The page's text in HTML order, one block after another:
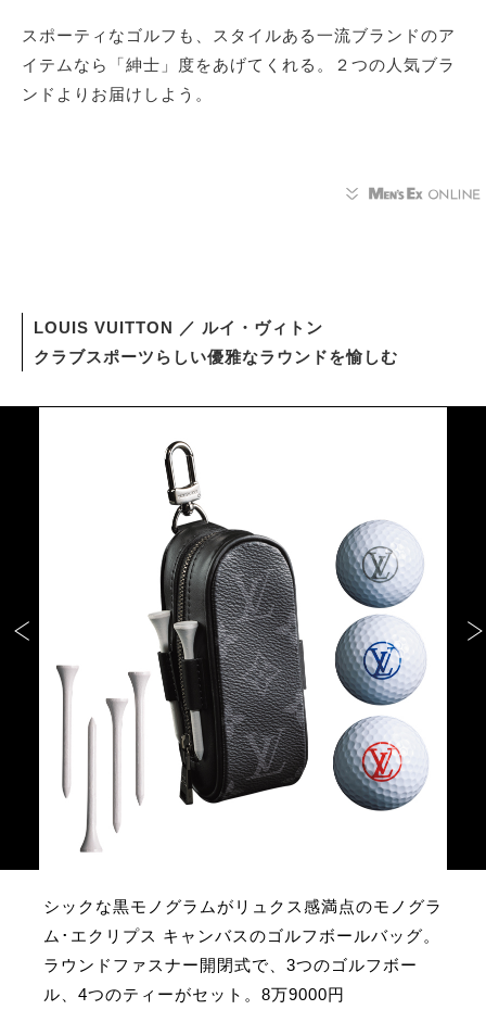
スポーティなゴルフも、スタイルある一流ブランドのア
イテムなら「紳士」度をあげてくれる。２つの人気ブラ
ンドよりお届けしよう。
LOUIS VUITTON ／ ルイ・ヴィトン
クラブスポーツらしい優雅なラウンドを愉しむ
シックな黒モノグラムがリュクス感満点のモノグラ
ム･エクリプス キャンバスのゴルフボールバッグ。
ラウンドファスナー開閉式で、3つのゴルフボー
ル、4つのティーがセット。8万9000円